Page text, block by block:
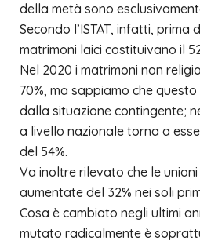
della metà sono
Secondo l’ISTAT, infatti, prima
matrimoni laici costituivano il
Nel 2020 i matrimoni non
70%, ma sappiamo che
dalla situazione contingente;
a livello nazionale torna a
del 54%.
Va inoltre rilevato che le
aumentate del 32% nei soli
Cosa è cambiato negli ultimi
mutato radicalmente è